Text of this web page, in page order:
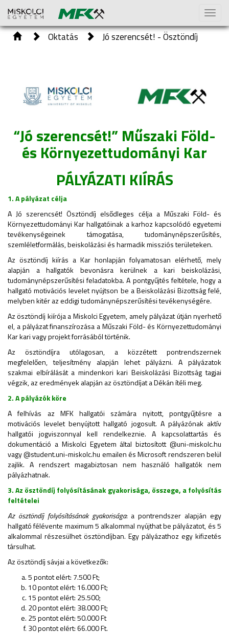
Toggle
Oktatás Jó szerencsét! - Ösztöndíj
“Jó szerencsét!” Műszaki Föld-
és Környezettudományi Kar
PÁLYÁZATI KIÍRÁS
1. A pályázat célja
A Jó szerencsét! Ösztöndíj elsődleges célja a Műszaki Föld- és
Környezettudományi Kar hallgatóinak a karhoz kapcsolódó egyetemi
tevékenységeinek támogatása, tudománynépszerűsítés,
szemléletformálás, beiskolázási és harmadik missziós területeken.
Az ösztöndíj kiírás a Kar honlapján folyamatosan elérhető, mely
alapján a hallgatók bevonásra kerülnek a kari beiskolázási,
tudománynépszerűsítési feladatokba. A pontgyűjtés feltétele, hogy a
hallgató motivációs levelet nyújtson be a Beiskolázási Bizottság felé,
melyben kitér az eddigi tudománynépszerűsítési tevékenységére.
Az ösztöndíj kiírója a Miskolci Egyetem, amely pályázat útján nyerhető
el, a pályázat finanszírozása a Műszaki Föld- és Környezettudományi
Kar kari vagy projekt forrásából történik.
Az ösztöndíjra utólagosan, a közzétett pontrendszernek
megfelelően, teljesítmény alapján lehet pályázni. A pályázatok
szakmai elbírálását a mindenkori kari Beiskolázási Bizottság tagjai
végzik, az eredmények alapján az ösztöndíjat a Dékán ítéli meg.
2. A pályázók köre
A felhívás az MFK hallgatói számára nyitott, pontgyűjtésre a
motivációs levelet benyújtott hallgató jogosult. A pályázónak aktív
hallgatói jogviszonnyal kell rendelkeznie. A kapcsolattartás és
dokumentáció a Miskolci Egyetem által biztosított @uni-miskolc.hu
vagy @student.uni-miskolc.hu emailen és Microsoft rendszeren belül
zajlik. A rendszert magabiztosan nem használó hallgatók nem
pályázhatnak.
3. Az ösztöndíj folyósításának gyakorisága, összege, a folyósítás
feltételei
Az ösztöndíj folyósításának gyakorisága: a pontrendszer alapján egy
hallgató félévente maximum 5 alkalommal nyújthat be pályázatot, és 5
alkalommal részesülhet ösztöndíjban. Egy pályázathoz egy kifizetés
társulhat.
Az ösztöndíj sávjai a következők:
5 pontot elért: 7.500 Ft;
10 pontot elért: 16.000 Ft;
15 pontot elért: 25.500;
20 pontot elért: 38.000 Ft;
25 pontot elért: 50.000 Ft
30 pontot elért: 66.000 Ft.